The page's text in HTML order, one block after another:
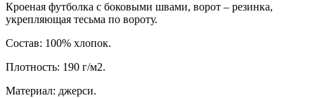
Кроеная футболка с боковыми швами, ворот – резинка,
укрепляющая тесьма по вороту.
Состав: 100% хлопок.
Плотность: 190 г/м2.
Материал: джерси.